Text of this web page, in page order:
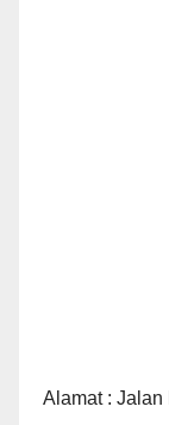
Alamat : Jalan